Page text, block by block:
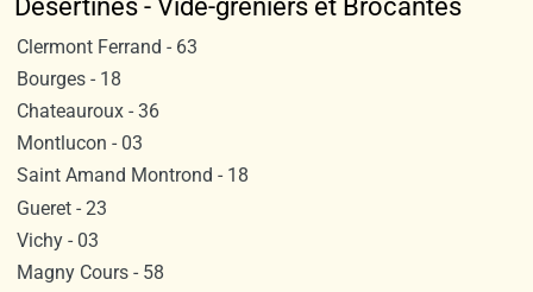
Clermont Ferrand - 63
Bourges - 18
Chateauroux - 36
Montlucon - 03
Saint Amand Montrond - 18
Gueret - 23
Vichy - 03
Magny Cours - 58